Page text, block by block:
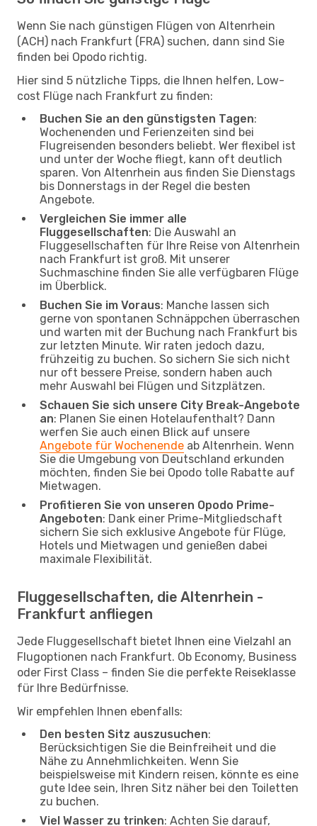
Wenn Sie nach günstigen Flügen von Altenrhein
(ACH) nach Frankfurt (FRA) suchen, dann sind Sie
finden bei Opodo richtig.
Hier sind 5 nützliche Tipps, die Ihnen helfen, Low-
cost Flüge nach Frankfurt zu finden:
Buchen Sie an den günstigsten Tagen:
Wochenenden und Ferienzeiten sind bei
Flugreisenden besonders beliebt. Wer flexibel ist
und unter der Woche fliegt, kann oft deutlich
sparen. Von Altenrhein aus finden Sie Dienstags
bis Donnerstags in der Regel die besten
Angebote.
Vergleichen Sie immer alle
Fluggesellschaften: Die Auswahl an
Fluggesellschaften für Ihre Reise von Altenrhein
nach Frankfurt ist groß. Mit unserer
Suchmaschine finden Sie alle verfügbaren Flüge
im Überblick.
Buchen Sie im Voraus: Manche lassen sich
gerne von spontanen Schnäppchen überraschen
und warten mit der Buchung nach Frankfurt bis
zur letzten Minute. Wir raten jedoch dazu,
frühzeitig zu buchen. So sichern Sie sich nicht
nur oft bessere Preise, sondern haben auch
mehr Auswahl bei Flügen und Sitzplätzen.
Schauen Sie sich unsere City Break-Angebote
an: Planen Sie einen Hotelaufenthalt? Dann
werfen Sie auch einen Blick auf unsere
Angebote für Wochenende ab Altenrhein. Wenn
Sie die Umgebung von Deutschland erkunden
möchten, finden Sie bei Opodo tolle Rabatte auf
Mietwagen.
Profitieren Sie von unseren Opodo Prime-
Angeboten: Dank einer Prime-Mitgliedschaft
sichern Sie sich exklusive Angebote für Flüge,
Hotels und Mietwagen und genießen dabei
maximale Flexibilität.
Fluggesellschaften, die Altenrhein -
Frankfurt anfliegen
Jede Fluggesellschaft bietet Ihnen eine Vielzahl an
Flugoptionen nach Frankfurt. Ob Economy, Business
oder First Class – finden Sie die perfekte Reiseklasse
für Ihre Bedürfnisse.
Wir empfehlen Ihnen ebenfalls:
Den besten Sitz auszusuchen:
Berücksichtigen Sie die Beinfreiheit und die
Nähe zu Annehmlichkeiten. Wenn Sie
beispielsweise mit Kindern reisen, könnte es eine
gute Idee sein, Ihren Sitz näher bei den Toiletten
zu buchen.
Viel Wasser zu trinken: Achten Sie darauf,